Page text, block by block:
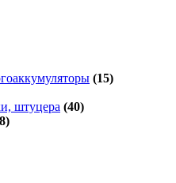
(15)
штуцера (40)